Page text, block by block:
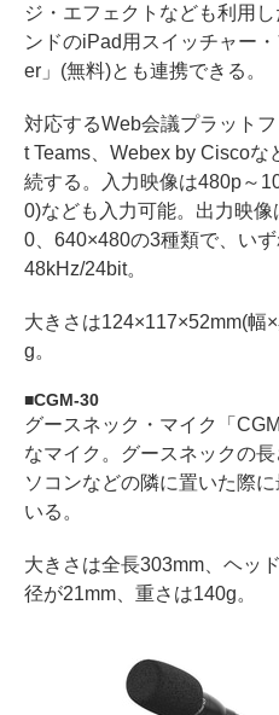
ジ・エフェクトなども利用
ンドのiPad用スイッチャー
er」(無料)とも連携できる。
対応するWeb会議プラット
t Teams、Webex by Cisco
続する。入力映像は480p～
0)なども入力可能。出力映
0、640×480の3種類で、い
48kHz/24bit。
大きさは124×117×52mm(幅
g。
CGM-30
グースネック・マイク「
なマイク。グースネックの
ソコンなどの隣に置いた際
いる。
大きさは全長303mm、ヘッ
径が21mm、重さは140g。